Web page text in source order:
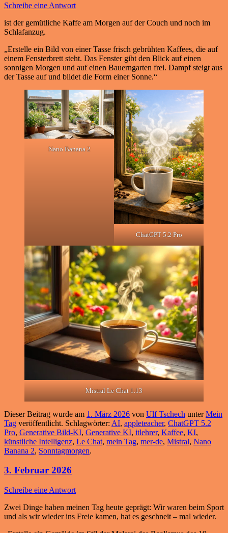
Schreibe eine Antwort
ist der gemütliche Kaffe am Morgen auf der Couch und noch im
Schlafanzug.
„Erstelle ein Bild von einer Tasse frisch gebrühten Kaffees, die auf
einem Fensterbrett steht. Das Fenster gibt den Blick auf einen
sonnigen Morgen und auf einen Bauerngarten frei. Dampf steigt aus
der Tasse auf und bildet die Form einer Sonne.“
Nano Banana 2
ChatGPT 5.2 Pro
Mistral Le Chat 1.13
Dieser Beitrag wurde am 1. März 2026 von Ulf Tschech unterMein
Tag veröffentlicht. Schlagwörter: AI, appleteacher, ChatGPT 5.2
Pro, Generative Bild-KI, Generative KI, itlehrer, Kaffee, KI,
künstliche Intelligenz, Le Chat, mein Tag, mer-de, Mistral, Nano
Banana 2, Sonntagmorgen.
3. Februar 2026
Schreibe eine Antwort
Zwei Dinge haben meinen Tag heute geprägt: Wir waren beim Sport
und als wir wieder ins Freie kamen, hat es geschneit – mal wieder.